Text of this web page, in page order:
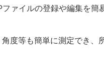
ァイルの登録や編集を簡
度等も簡単に測定でき、